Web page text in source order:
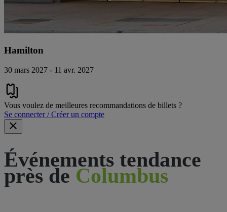
Hamilton
30 mars 2027 - 11 avr. 2027
Vous voulez de meilleures recommandations de billets ?
Se connecter / Créer un compte
Événements tendance
près de Columbus